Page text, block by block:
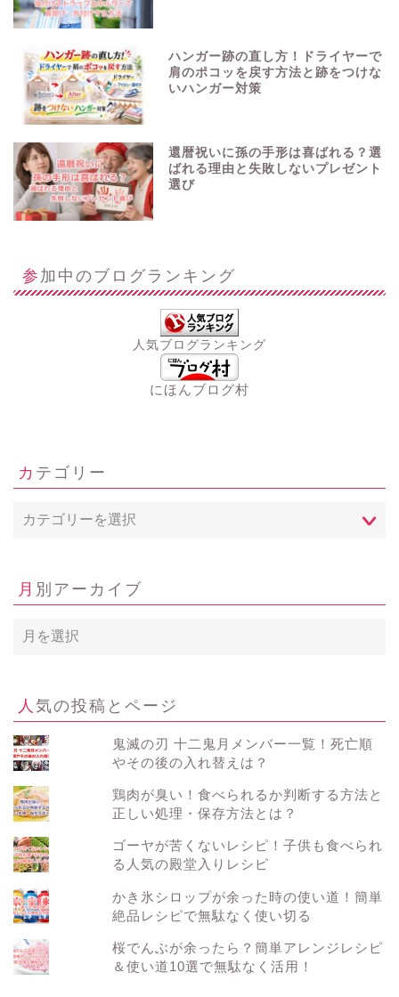
ハンガー跡の直し方！ドライヤーで
肩のポコッを戻す方法と跡をつけな
いハンガー対策
還暦祝いに孫の手形は喜ばれる？選
ばれる理由と失敗しないプレゼント
選び
参加中のブログランキング
人気ブログランキング
にほんブログ村
カテゴリー
月別アーカイブ
月
別
カ
イ
ブ
人気の投稿とページ
鬼滅の刃 十二鬼月メンバー一覧！死亡順
やその後の入れ替えは？
鶏肉が臭い！食べられるか判断する方法と
正しい処理・保存方法とは？
ゴーヤが苦くないレシピ！子供も食べられ
る人気の殿堂入りレシピ
かき氷シロップが余った時の使い道！簡単
絶品レシピで無駄なく使い切る
桜でんぶが余ったら？簡単アレンジレシピ
＆使い道10選で無駄なく活用！